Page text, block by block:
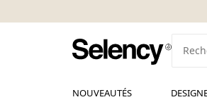
NOUVEAUTÉS